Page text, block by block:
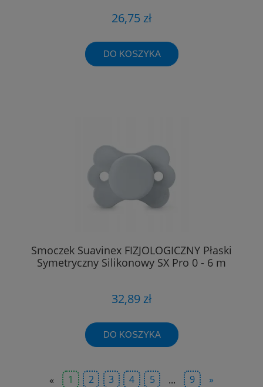
26,75 zł
DO KOSZYKA
Smoczek Suavinex FIZJOLOGICZNY Płaski
Symetryczny Silikonowy SX Pro 0 - 6 m
32,89 zł
DO KOSZYKA
« 1 2 3 4 5 ... 9 »